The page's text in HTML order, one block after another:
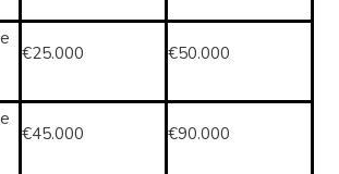
€25.000 €50.000
€45.000 €90.000